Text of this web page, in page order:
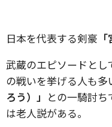
日本を代表する剣豪
武蔵のエピソードと
の戦いを挙げる人も多
ろう）」 との一騎討
は老人説がある。